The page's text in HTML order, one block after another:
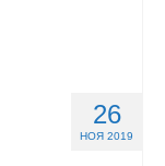
26
НОЯ 2019